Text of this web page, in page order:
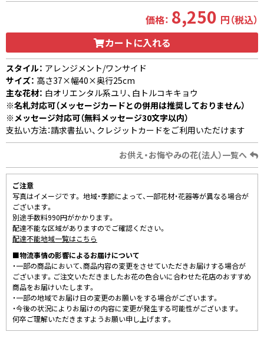
価格： 8,250 円（税込）
カートに入れる
スタイル： アレンジメント/ワンサイド
サイズ： 高さ37×幅40×奥行25cm
主な花材： 白オリエンタル系ユリ、白トルコキキョウ
※名札対応可（メッセージカードとの併用は推奨しておりません）
※メッセージ対応可（無料メッセージ30文字以内）
支払い方法：請求書払い、クレジットカードをご利用いただけます
お供え・お悔やみの花(法人）一覧へ
ご注意
写真はイメージです。 地域・季節によって、一部花材・花器等が異なる場合が
ございます。
別途手数料990円がかかります。
配達不能な区域がありますのでご確認ください。
配達不能地域一覧はこちら
■物流事情の影響によるお届けについて
・一部の商品において、商品内容の変更をさせていただきお届けする場合が
ございます。ご注文いただきましたお花の色合いに合わせた花店のおすすめ
商品をお届けいたします。
・一部の地域でお届け日の変更のお願いをする場合がございます。
・今後の状況によりお届けの内容に変更が発生する可能性がございます。
何卒ご理解いただきますようお願い申し上げます。